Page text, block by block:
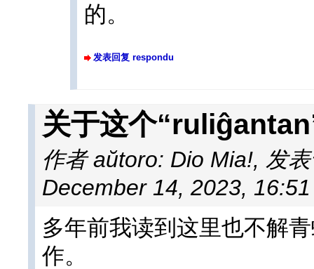
的。
发表回复 respondu
关于这个
作者 aŭtoro: Dio Mia!, 发
December 14, 2023,
多年前我读到这里也不解
作。